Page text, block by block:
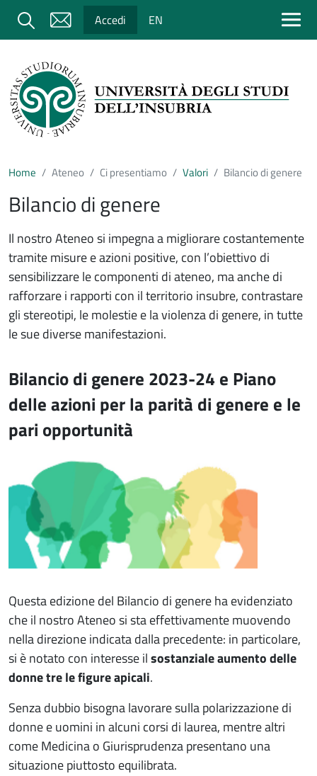
Salta al contenuto principale
Cerca Accedi EN
Home Ateneo Ci presentiamo Valori Bilancio di genere
Bilancio di genere
Il nostro Ateneo si impegna a migliorare costantemente
tramite misure e azioni positive, con l’obiettivo di
sensibilizzare le componenti di ateneo, ma anche di
rafforzare i rapporti con il territorio insubre, contrastare
gli stereotipi, le molestie e la violenza di genere, in tutte
le sue diverse manifestazioni.
Bilancio di genere 2023-24 e Piano
delle azioni per la parità di genere e le
pari opportunità
Immagine
Questa edizione del Bilancio di genere ha evidenziato
che il nostro Ateneo si sta effettivamente muovendo
nella direzione indicata dalla precedente: in particolare,
si è notato con interesse ilsostanziale aumento delle
donne tre le figure apicali.
Senza dubbio bisogna lavorare sulla polarizzazione di
donne e uomini in alcuni corsi di laurea, mentre altri
come Medicina o Giurisprudenza presentano una
situazione piuttosto equilibrata.